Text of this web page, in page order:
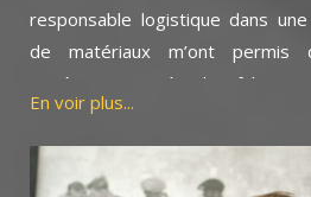
responsable logistique dans
de matériaux m’ont permis
expérience auprès des
professionnels du bâtiment.
Ces connaissances m’aident
à répondre au mieux à vos
En voir plus...